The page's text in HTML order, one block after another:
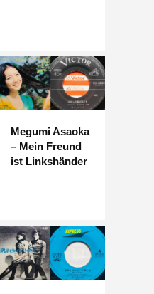
Megumi Asaoka
– Mein Freund
ist Linkshänder